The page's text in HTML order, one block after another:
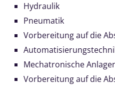
Hydraulik
Pneumatik
Vorbereitung auf die
Mechatronische
Vorbereitung auf die